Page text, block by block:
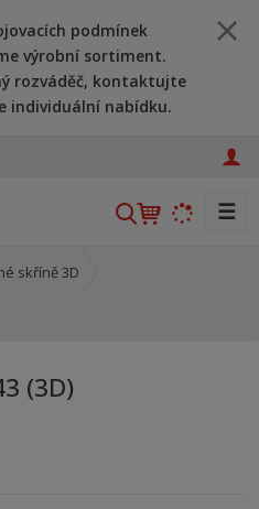
podmínek
výrobní sortiment.
rozváděč, kontaktujte
individuální nabídku.
V
☰
skříně 3D
(3D)